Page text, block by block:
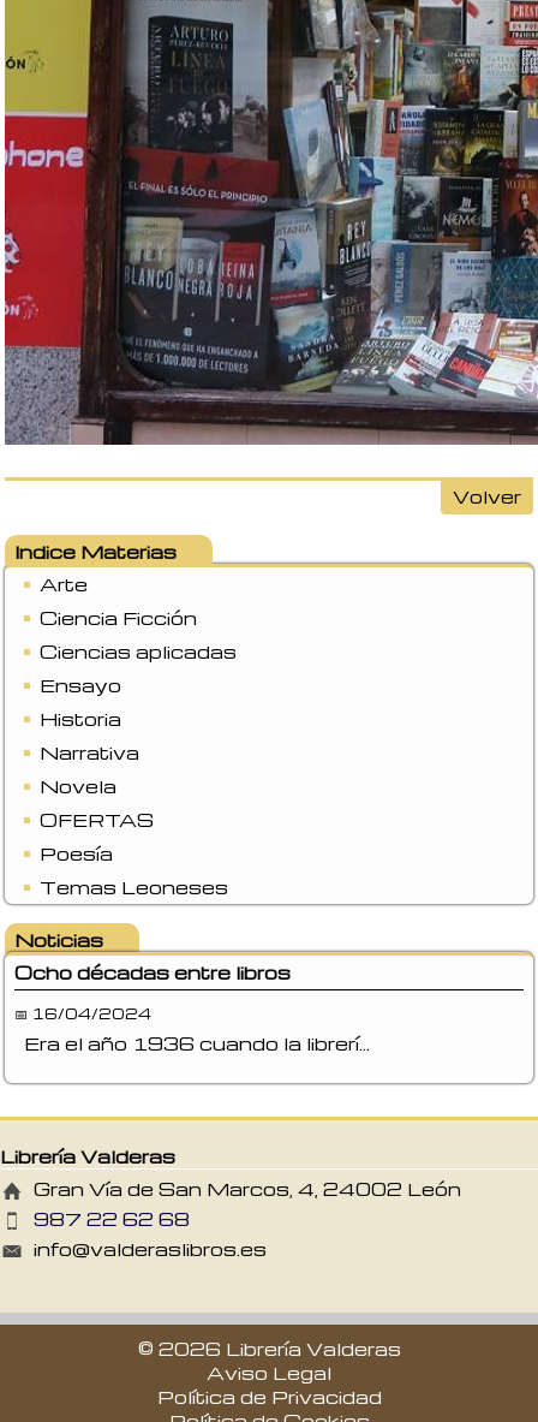
Volver
Indice Materias
Arte
Ciencia Ficción
Ciencias aplicadas
Ensayo
Historia
Narrativa
Novela
OFERTAS
Poesía
Temas Leoneses
Noticias
Ocho décadas entre libros
📅 16/04/2024
Era el año 1936 cuando la librerí...
Librería Valderas
Gran Vía de San Marcos, 4, 24002 León
987 22 62 68
info@valderaslibros.es
© 2026 Librería Valderas
Aviso Legal
Política de Privacidad